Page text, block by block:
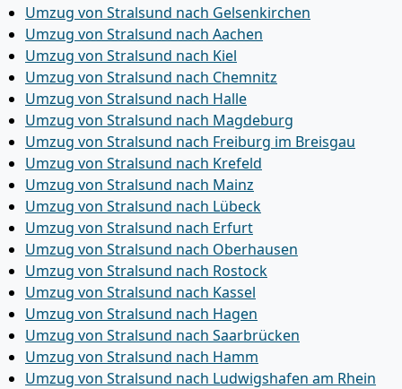
Umzug von Stralsund nach Gelsenkirchen
Umzug von Stralsund nach Aachen
Umzug von Stralsund nach Kiel
Umzug von Stralsund nach Chemnitz
Umzug von Stralsund nach Halle
Umzug von Stralsund nach Magdeburg
Umzug von Stralsund nach Freiburg im Breisgau
Umzug von Stralsund nach Krefeld
Umzug von Stralsund nach Mainz
Umzug von Stralsund nach Lübeck
Umzug von Stralsund nach Erfurt
Umzug von Stralsund nach Oberhausen
Umzug von Stralsund nach Rostock
Umzug von Stralsund nach Kassel
Umzug von Stralsund nach Hagen
Umzug von Stralsund nach Saarbrücken
Umzug von Stralsund nach Hamm
Umzug von Stralsund nach Ludwigshafen am Rhein